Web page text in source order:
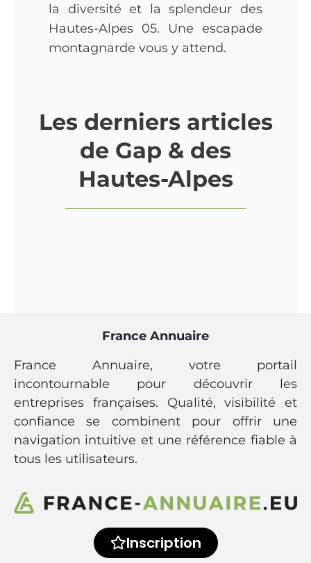
la diversité et la splendeur des
Hautes-Alpes 05. Une escapade
montagnarde vous y attend.
Les derniers articles
de Gap & des
Hautes-Alpes
France Annuaire
France Annuaire, votre portail
incontournable pour découvrir les
entreprises françaises. Qualité, visibilité et
confiance se combinent pour offrir une
navigation intuitive et une référence fiable à
tous les utilisateurs.
Inscription